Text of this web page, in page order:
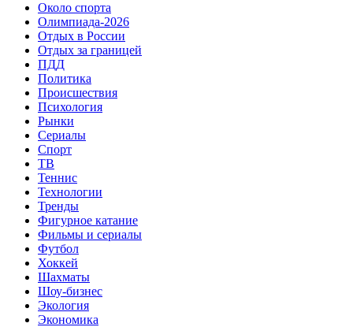
Около спорта
Олимпиада-2026
Отдых в России
Отдых за границей
ПДД
Политика
Происшествия
Психология
Рынки
Сериалы
Спорт
ТВ
Теннис
Технологии
Тренды
Фигурное катание
Фильмы и сериалы
Футбол
Хоккей
Шахматы
Шоу-бизнес
Экология
Экономика